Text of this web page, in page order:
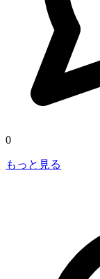
0
もっと見る